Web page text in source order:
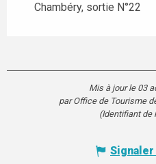
Chambéry, sortie N°22
Mis à jour le 03
par Office de Tourisme
(Identifiant de